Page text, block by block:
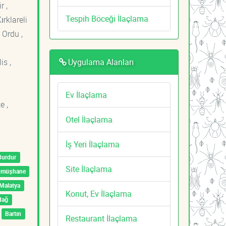
,
,
,
,
Bartın
Tespih Böceği İlaçlama
Uygulama Alanları
Ev İlaçlama
Otel İlaçlama
İş Yeri İlaçlama
Site İlaçlama
Konut, Ev İlaçlama
Restaurant İlaçlama